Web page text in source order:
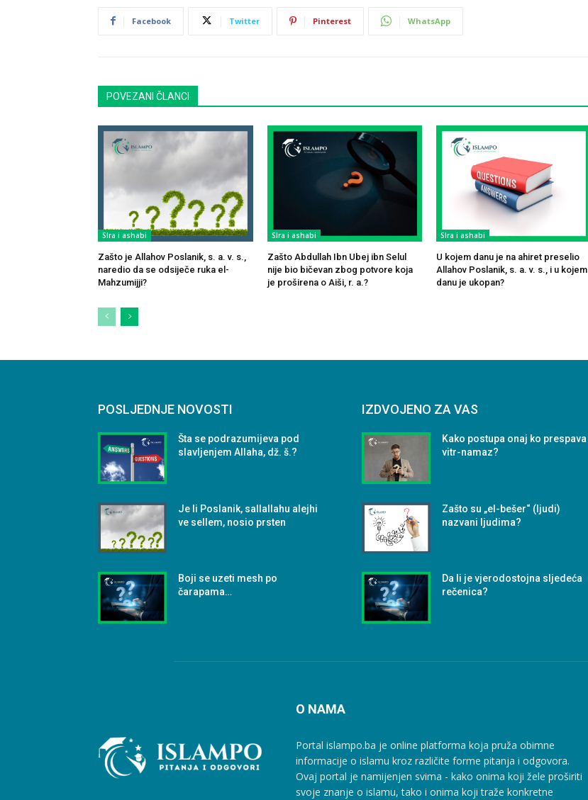
Facebook Twitter Pinterest WhatsApp
POVEZANI ČLANCI
SIra i ashabi
Zašto je Allahov Poslanik, s. a. v. s.,
naredio da se odsiječe ruka el-
Mahzumijji?
SIra i ashabi
Zašto Abdullah Ibn Ubej ibn Selul
nije bio bičevan zbog potvore koja
je proširena o Aiši, r. a.?
SIra i ashabi
U kojem danu je na ahiret preselio
Allahov Poslanik, s. a. v. s., i u kojem
danu je ukopan?
POSLJEDNJE NOVOSTI
Šta se podrazumijeva pod
slavljenjem Allaha, dž. š.?
Je li Poslanik, sallallahu alejhi
ve sellem, nosio prsten
Boji se uzeti mesh po
čarapama…
IZDVOJENO ZA VAS
Kako postupa onaj ko prespava
vitr-namaz?
Zašto su „el-bešer“ (ljudi)
nazvani ljudima?
Da li je vjerodostojna sljedeća
rečenica?
O NAMA
Portal islampo.ba je online platforma koja pruža obimne
informacije o islamu kroz različite forme pitanja i odgovora.
Ovaj portal je namijenjen svima - kako onima koji žele proširiti
svoje znanje o islamu, tako i onima koji traže konkretne